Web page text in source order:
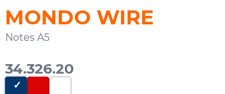
MONDO WIRE
Notes A5
34.326.20